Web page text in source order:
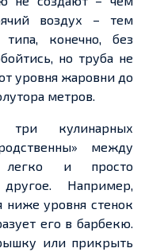
воздух – тем
типа , конечно, без
но трубане
уровня жаровни до
метров.
кулинарных
между
и просто
Например,
ниже уровня стенок
его в барбекю.
или прикрыть